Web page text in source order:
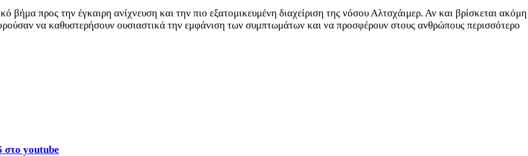
προς την έγκαιρη ανίχνευση και την πιο εξατομικευμένη διαχείριση της νόσου Αλτσχάιμερ. Αν και βρίσκεται ακόμη
να καθυστερήσουν ουσιαστικά την εμφάνιση των συμπτωμάτων και να προσφέρουν στους ανθρώπους περισσότερο
στο youtube